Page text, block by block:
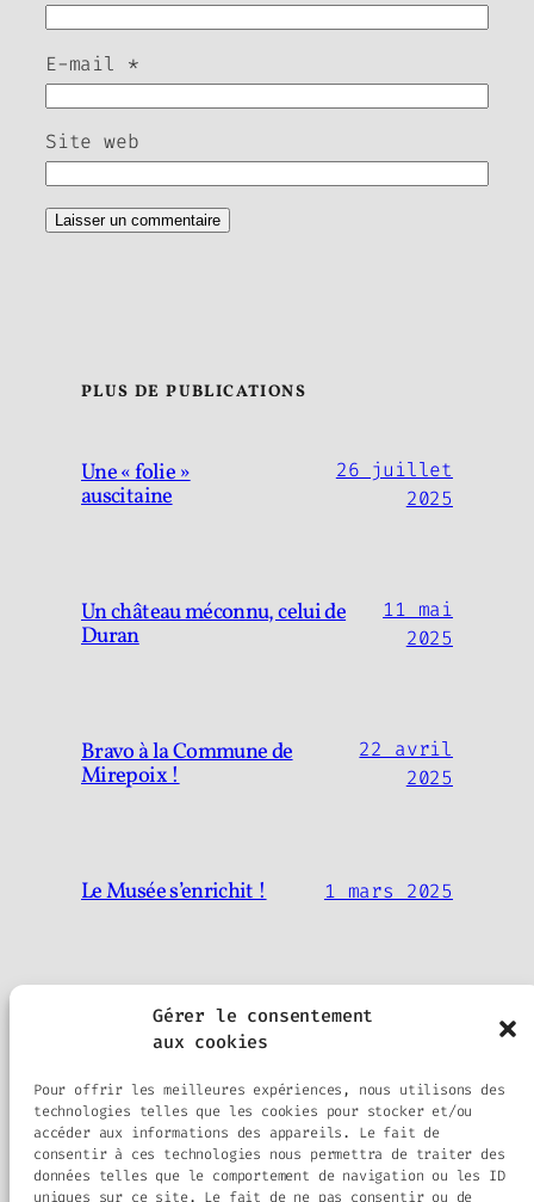
Gérer le consentement
aux cookies
Pour offrir les meilleures expériences, nous utilisons des
technologies telles que les cookies pour stocker et/ou
accéder aux informations des appareils. Le fait de
consentir à ces technologies nous permettra de traiter des
données telles que le comportement de navigation ou les ID
uniques sur ce site. Le fait de ne pas consentir ou de
E-mail *
Site web
PLUS DE PUBLICATIONS
Une « folie »
auscitaine
26 juillet
2025
Un château méconnu, celui de
Duran
11 mai
2025
Bravo à la Commune de
Mirepoix !
22 avril
2025
Le Musée s’enrichit ! 1 mars 2025
Amis du Vieil Auch et alentours